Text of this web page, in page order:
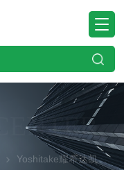
Yoshitake耀希达凯